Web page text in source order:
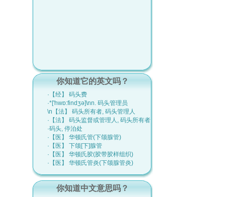
你知道它的英文吗？
·【经】 码头费
·*['hwɒ:findʒә]\nn. 码头管理员
\n【法】 码头所有者, 码头管理人
·【法】 码头监督或管理人, 码头所有者
·码头, 停泊处
·【医】 华顿氏管(下颌腺管)
·【医】 下颌[下]腺管
·【医】 华顿氏胶(胶带胶样组织)
·【医】 华顿氏管炎(下颌腺管炎)
你知道中文意思吗？